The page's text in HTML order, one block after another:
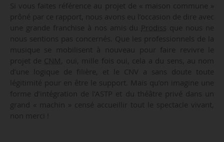
Si vous faites référence au projet de « maison commune »
prôné par ce rapport, nous avons eu l’occasion de dire avec
une grande franchise à nos amis du Prodiss que nous ne
nous sentions pas concernés. Que les professionnels de la
musique se mobilisent à nouveau pour faire revivre le
projet de CNM
, oui, mille fois oui, cela a du sens, au nom
d’une logique de filière, et le CNV a sans doute toute
légitimité pour en être le support. Mais qu’on imagine une
forme d’intégration de l’ASTP et du théâtre privé dans un
grand « machin » censé accueillir tout le spectacle vivant,
non merci !